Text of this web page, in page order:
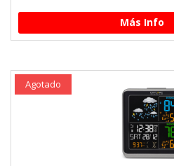
Más Info
Agotado